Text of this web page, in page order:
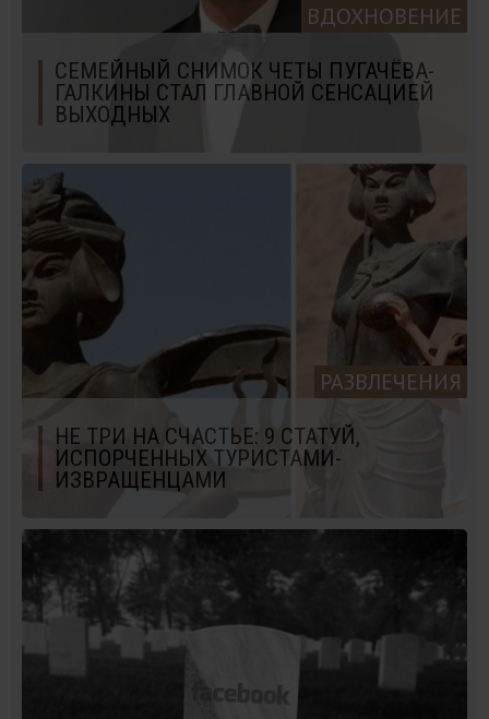
ВДОХНОВЕНИЕ
СЕМЕЙНЫЙ СНИМОК ЧЕТЫ ПУГАЧЁВА-
ГАЛКИНЫ СТАЛ ГЛАВНОЙ СЕНСАЦИЕЙ
ВЫХОДНЫХ
РАЗВЛЕЧЕНИЯ
НЕ ТРИ НА СЧАСТЬЕ: 9 СТАТУЙ,
ИСПОРЧЕННЫХ ТУРИСТАМИ-
ИЗВРАЩЕНЦАМИ